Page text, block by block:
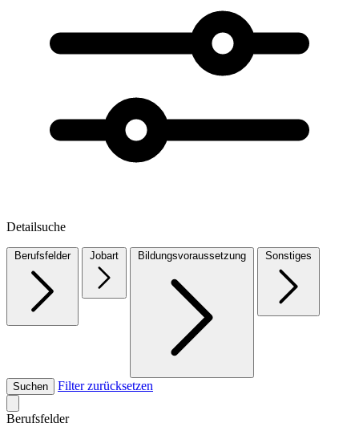
Detailsuche
Berufsfelder Jobart Bildungsvoraussetzung Sonstiges
Suchen Filter zurücksetzen
Berufsfelder